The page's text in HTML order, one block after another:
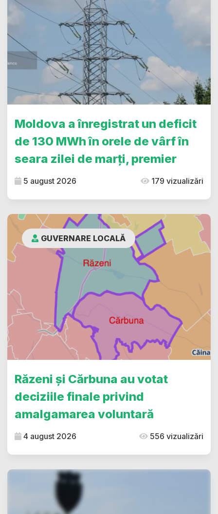
Moldova a înregistrat un deficit
de 130 MWh în orele de vârf în
seara zilei de marți, premier
5 august 2026 179 vizualizări
GUVERNARE LOCALĂ
Răzeni și Cărbuna au votat
deciziile finale privind
amalgamarea voluntară
4 august 2026 556 vizualizări